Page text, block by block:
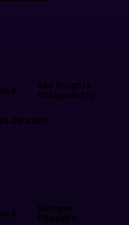
2
Red Knights
Kriegsdorfs
2
Cologne
Flippers